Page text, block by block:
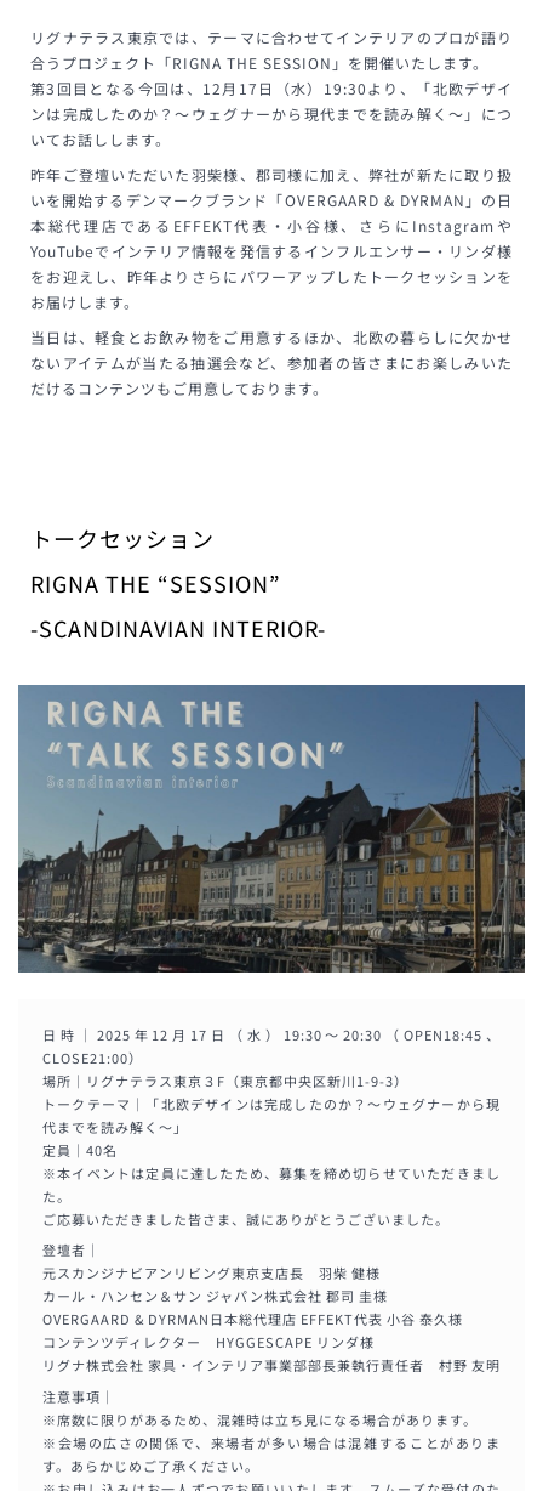
リグナテラス東京では、テーマに合わせてインテリアのプロが語り
合うプロジェクト「RIGNA THE SESSION」を開催いたします。
第3回目となる今回は、12月17日（水）19:30より、「北欧デザイ
ンは完成したのか？～ウェグナーから現代までを読み解く～」につ
いてお話しします。
昨年ご登壇いただいた羽柴様、郡司様に加え、弊社が新たに取り扱
いを開始するデンマークブランド「OVERGAARD & DYRMAN」の日
本総代理店であるEFFEKT代表・小谷様、さらにInstagramや
YouTubeでインテリア情報を発信するインフルエンサー・リンダ様
をお迎えし、昨年よりさらにパワーアップしたトークセッションを
お届けします。
当日は、軽食とお飲み物をご用意するほか、北欧の暮らしに欠かせ
ないアイテムが当たる抽選会など、参加者の皆さまにお楽しみいた
だけるコンテンツもご用意しております。
トークセッション
RIGNA THE “SESSION”
-SCANDINAVIAN INTERIOR-
日時｜2025年12月17日（水）19:30〜20:30（OPEN18:45、
CLOSE21:00）
場所｜リグナテラス東京３F（東京都中央区新川1-9-3）
トークテーマ｜「北欧デザインは完成したのか？～ウェグナーから現
代までを読み解く～」
定員｜40名
※本イベントは定員に達したため、募集を締め切らせていただきまし
た。
ご応募いただきました皆さま、誠にありがとうございました。
登壇者｜
元スカンジナビアンリビング東京支店長 羽柴 健様
カール・ハンセン＆サン ジャパン株式会社 郡司 圭様
OVERGAARD & DYRMAN日本総代理店 EFFEKT代表 小谷 泰久様
コンテンツディレクター HYGGESCAPE リンダ様
リグナ株式会社 家具・インテリア事業部部長兼執行責任者 村野 友明
注意事項｜
※席数に限りがあるため、混雑時は立ち見になる場合があります。
※会場の広さの関係で、来場者が多い場合は混雑することがありま
す。あらかじめご了承ください。